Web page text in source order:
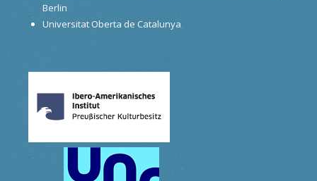
Berlin
Universitat Oberta de Catalunya